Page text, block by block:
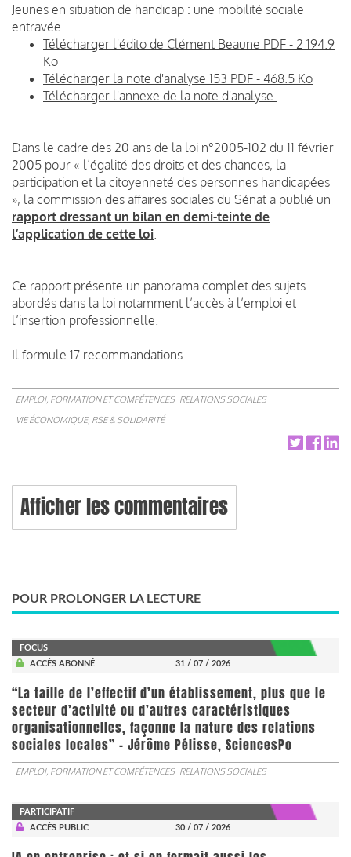
Jeunes en situation de handicap : une mobilité sociale
entravée
Télécharger l'édito de Clément Beaune PDF - 2 194.9
Ko
Télécharger la note d'analyse 153 PDF - 468.5 Ko
Télécharger l'annexe de la note d'analyse
Dans le cadre des 20 ans de la loi n°2005-102 du 11 février
2005 pour « l’égalité des droits et des chances, la
participation et la citoyenneté des personnes handicapées
», la commission des affaires sociales du Sénat a publié un
rapport dressant un bilan en demi-teinte de
l’application de cette loi
Ce rapport présente un panorama complet des sujets
abordés dans la loi notamment l’accès à l’emploi et
l’insertion professionnelle.
Il formule 17 recommandations.
EMPLOI, FORMATION ET COMPÉTENCES RELATIONS SOCIALES
VIE ÉCONOMIQUE, RSE & SOLIDARITÉ
Afficher les commentaires
POUR PROLONGER LA LECTURE
FOCUS
ACCÈS ABONNÉ
31 / 07 / 2026
“La taille de l’effectif d’un établissement, plus que le
secteur d’activité ou d’autres caractéristiques
organisationnelles, façonne la nature des relations
sociales locales” - Jérôme Pélisse, SciencesPo
EMPLOI, FORMATION ET COMPÉTENCES RELATIONS SOCIALES
PARTICIPATIF
ACCÈS PUBLIC
30 / 07 / 2026